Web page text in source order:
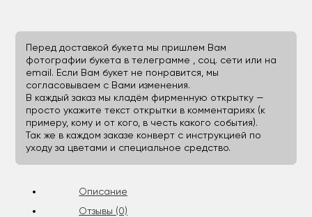
Перед доставкой букета мы пришлем Вам
фотографии букета в телеграмме , соц. сети или на
email. Если Вам букет не понравится, мы
согласовываем с Вами изменения.
В каждый заказ мы кладём фирменную открытку —
просто укажите текст открытки в комментариях (к
примеру, кому и от кого, в честь какого события).
Так же в каждом заказе конверт с инструкцией по
уходу за цветами и специальное средство.
Описание
Отзывы (0)